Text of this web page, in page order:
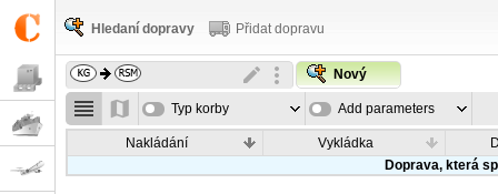
Hledaní dopravy Přidat dopravu
Nový
Typ korby Add parameters
Nakládání Vykládka
Doprava, která